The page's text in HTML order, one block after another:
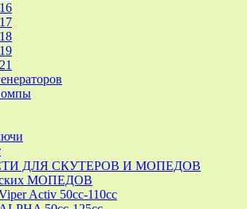
ДЛЯ СКУТЕРОВ И МОПЕДОВ
МОПЕДОВ
Activ 50cc-110cc